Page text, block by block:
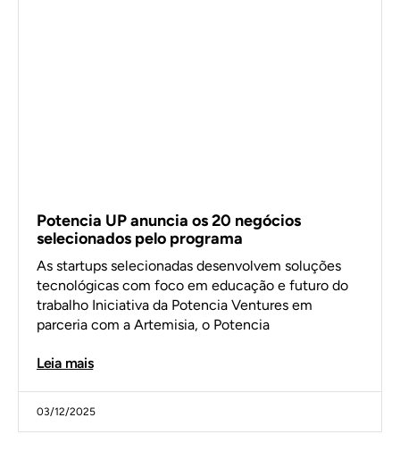
Potencia UP anuncia os 20 negócios
selecionados pelo programa
As startups selecionadas desenvolvem soluções
tecnológicas com foco em educação e futuro do
trabalho Iniciativa da Potencia Ventures em
parceria com a Artemisia, o Potencia
Leia mais
03/12/2025